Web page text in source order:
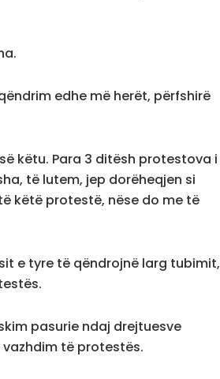
edhe më herët, përfshirë
këtu. Para 3 ditësh protestova i
të lutem, jep dorëheqjen si
këtë protestë, nëse do me të
e tyre të qëndrojnë larg tubimit,
pasurie ndaj drejtuesve
të protestës.